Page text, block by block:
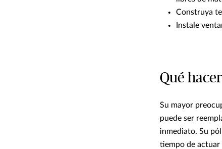
Construya
Instale
Qué
Su mayor
puede ser
inmediato. Su
tiempo de actuar